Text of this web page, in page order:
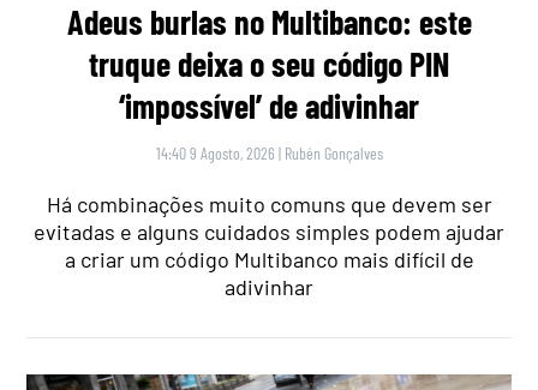
Adeus burlas no Multibanco: este
truque deixa o seu código PIN
‘impossível’ de adivinhar
14:40 9 Agosto, 2026 | Rubén Gonçalves
Há combinações muito comuns que devem ser
evitadas e alguns cuidados simples podem ajudar
a criar um código Multibanco mais difícil de
adivinhar